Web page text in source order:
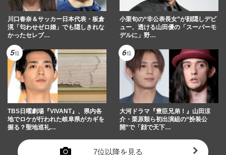
川口春奈＆サッカー日本代表・板倉
滉「匂わせゼロ婚」でも隠しきれな
かったセレブ…
小栗旬の“非公表長女”が顔隠しデビ
ュー、透ける山田優の「スーパーモ
デルに」野…
TBS日曜劇場『VIVANT』、県内各
地でロケが行われた岐阜県がカギを
握る？聖地巡礼…
大河ドラマ『豊臣兄弟！』山田涼
介・栗原類ら初出演組の“扮装公
開”で「顔で天下…
7位以降を見る